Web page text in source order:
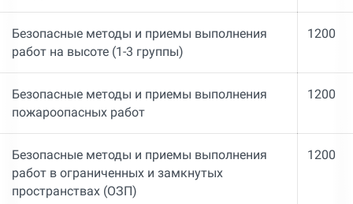
Безопасные методы и приемы выполнения
работ на высоте (1-3 группы)
1200
Безопасные методы и приемы выполнения
пожароопасных работ
1200
Безопасные методы и приемы выполнения
работ в ограниченных и замкнутых
пространствах (ОЗП)
1200